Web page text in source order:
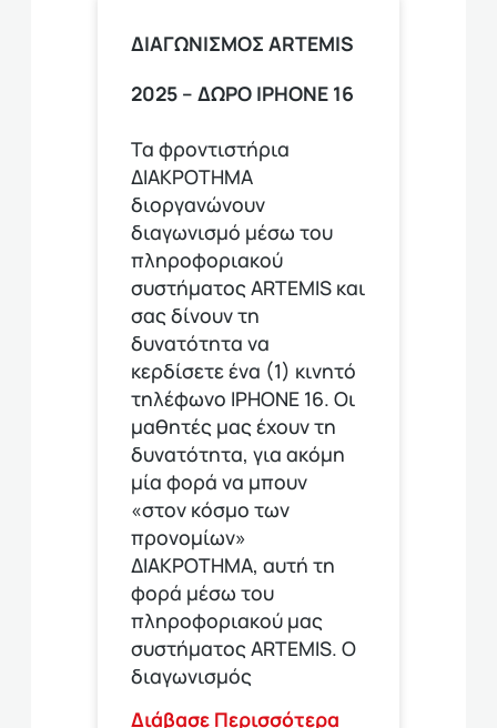
ΔΙΑΓΩΝΙΣΜΟΣ ARTEMIS
2025 – ΔΩΡΟ ΙPHONE 16
Τα φροντιστήρια
ΔΙΑΚΡΟΤΗΜΑ
διοργανώνουν
διαγωνισμό μέσω του
πληροφοριακού
συστήματος ARTEMIS και
σας δίνουν τη
δυνατότητα να
κερδίσετε ένα (1) κινητό
τηλέφωνο ΙΡΗΟΝΕ 16. Οι
μαθητές μας έχουν τη
δυνατότητα, για ακόμη
μία φορά να μπουν
«στον κόσμο των
προνομίων»
ΔΙΑΚΡΟΤΗΜΑ, αυτή τη
φορά μέσω του
πληροφοριακού μας
συστήματος ARTEMIS. Ο
διαγωνισμός
Διάβασε Περισσότερα